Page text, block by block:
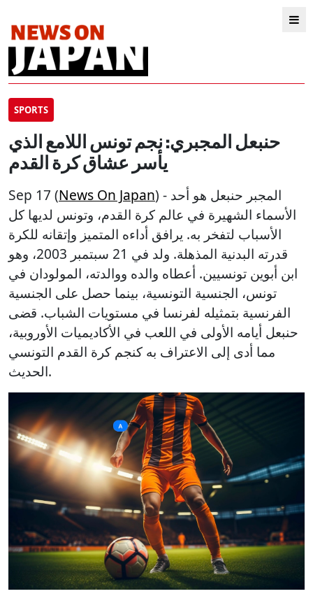
SPORTS
حنبعل المجبري: نجم تونس اللامع الذي
يأسر عشاق كرة القدم
Sep 17 (News On Japan) - المجبر حنبعل هو أحد
الأسماء الشهيرة في عالم كرة القدم، وتونس لديها كل
الأسباب لتفخر به. يرافق أداءه المتميز وإتقانه للكرة
قدرته البدنية المذهلة. ولد في 21 سبتمبر 2003، وهو
ابن أبوين تونسيين. أعطاه والده ووالدته، المولودان في
تونس، الجنسية التونسية، بينما حصل على الجنسية
الفرنسية بتمثيله لفرنسا في مستويات الشباب. قضى
حنبعل أيامه الأولى في اللعب في الأكاديميات الأوروبية،
مما أدى إلى الاعتراف به كنجم كرة القدم التونسي
الحديث.